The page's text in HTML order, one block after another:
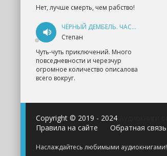
Нет, лучше смерть, чем рабство!
ЧЁРНЫЙ ДЕМБЕЛЬ. ЧАСТЬ 1 - АНДРЕЙ ФЕДИН
Степан
Чуть-чуть приключений. Много
повседневности и черезчур
огромное количество описалова
всего вокруг.
Copyright © 2019 - 2024
Правила на сайте
Обратная связь
Наслаждайтесь любимыми аудиокнигами!